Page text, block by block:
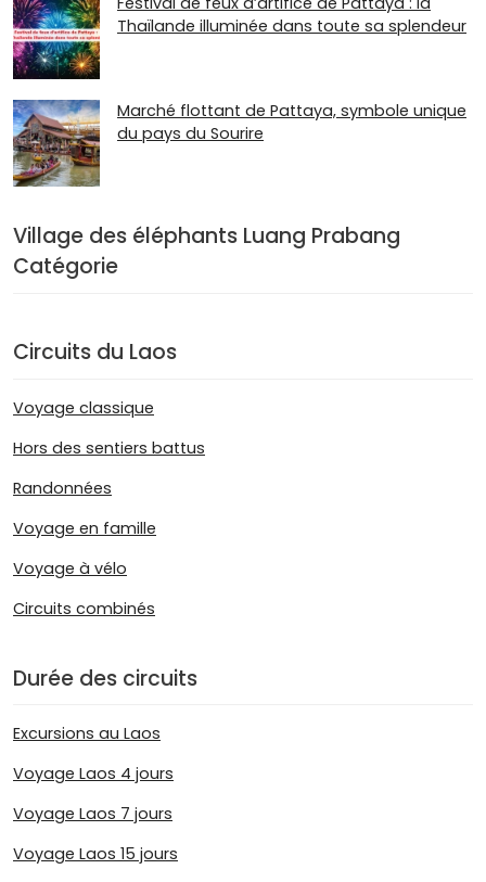
Thaïlande illuminée dans toute sa splendeur
Marché flottant de Pattaya, symbole unique
du pays du Sourire
Village des éléphants Luang Prabang
Catégorie
Circuits du Laos
Voyage classique
Hors des sentiers battus
Randonnées
Voyage en famille
Voyage à vélo
Circuits combinés
Durée des circuits
Excursions au Laos
Voyage Laos 4 jours
Voyage Laos 7 jours
Voyage Laos 15 jours